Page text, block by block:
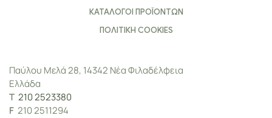
ΚΑΤΑΛΟΓΟΙ ΠΡΟΪΟΝΤΩΝ
ΠΟΛΙΤΙΚΗ COOKIES
Παύλου Μελά 28, 14342 Νέα Φιλαδέλφεια
Ελλάδα
Τ 210 2523380
F 210 2511294